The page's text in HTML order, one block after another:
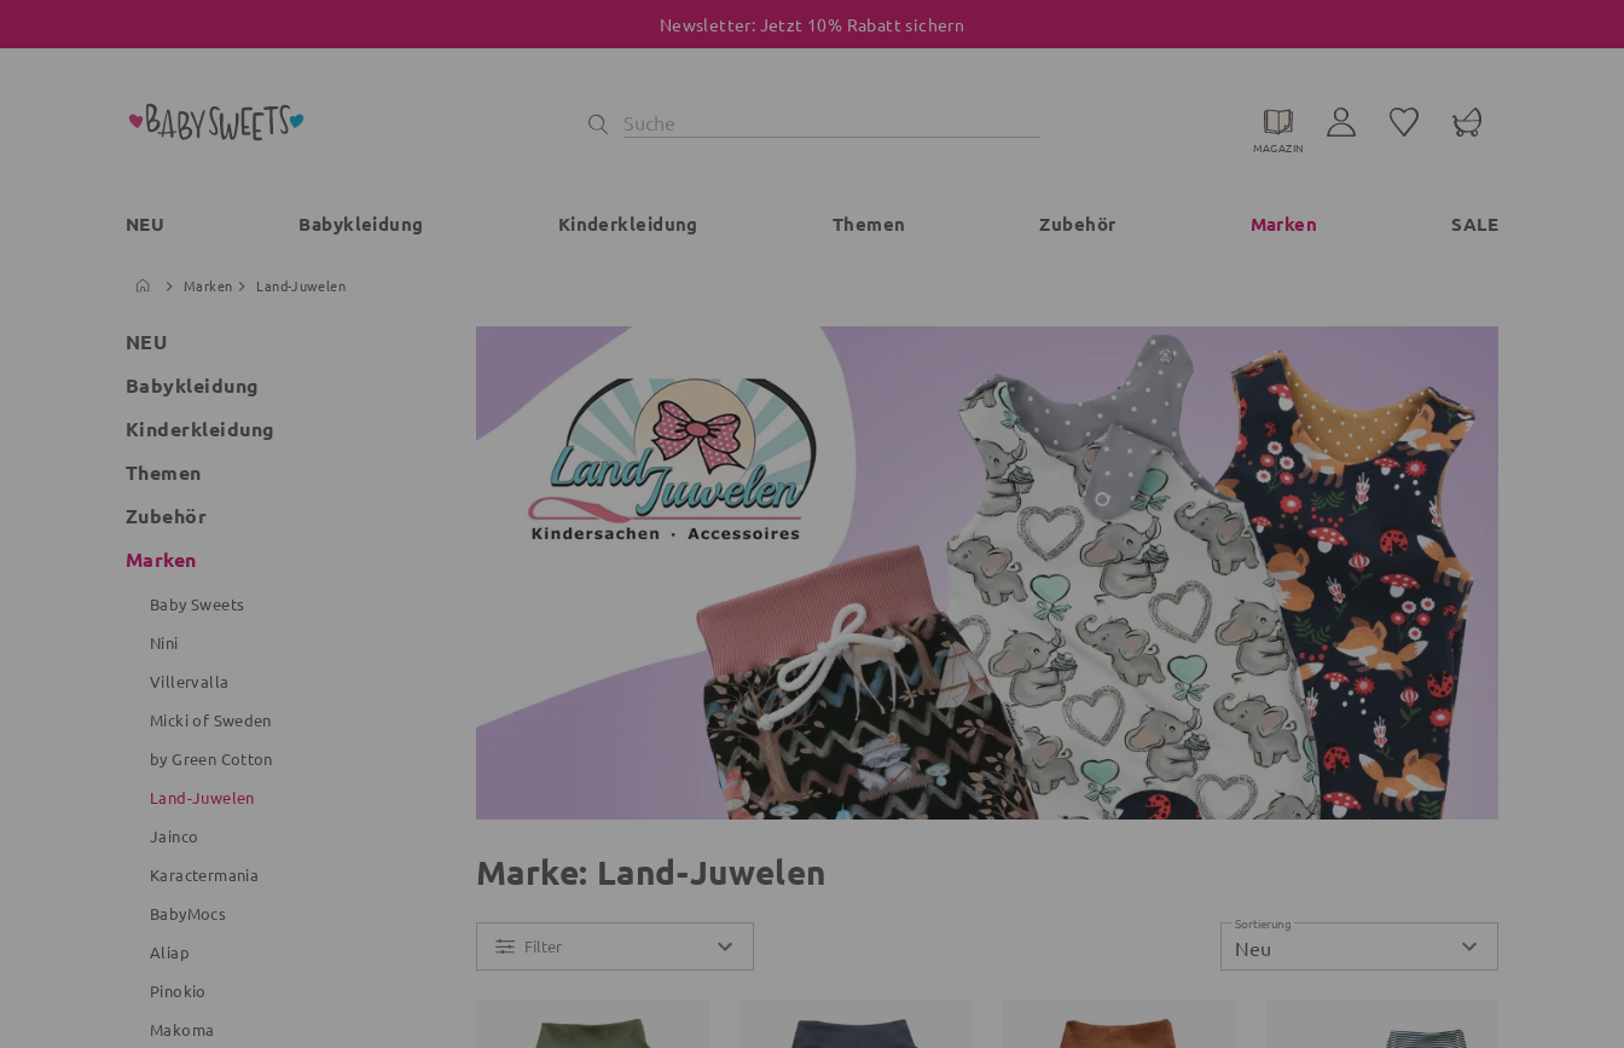
Newsletter: Jetzt 10% Rabatt sichern
MAGAZIN
NEU Babykleidung Kinderkleidung Themen Zubehör Marken SALE
Marken Land-Juwelen
NEU
Babykleidung
Kinderkleidung
Themen
Zubehör
Marken
Baby Sweets
Nini
Villervalla
Micki of Sweden
by Green Cotton
Land-Juwelen
Jainco
Karactermania
BabyMocs
Aliap
Pinokio
Makoma
Marke: Land-Juwelen
Filter
Sortierung
Neu